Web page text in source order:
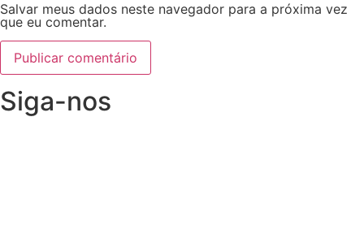
Salvar meus dados neste navegador para a próxima vez
que eu comentar.
Siga-nos